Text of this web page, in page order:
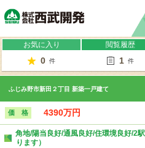
お気に入り
0 件
閲覧履歴
1 件
ふじみ野市新田２丁目 新築一戸建て
価 格 4390万円
角地/陽当良好/通風良好/住環境良好/2
ります）